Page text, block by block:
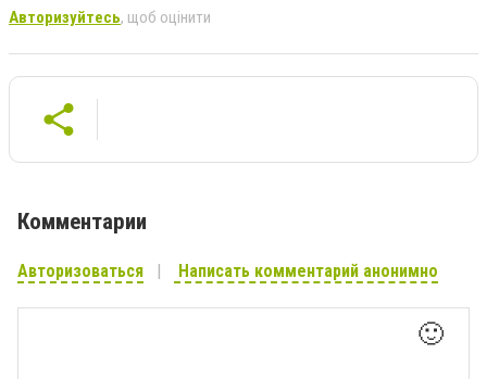
Авторизуйтесь, щоб оцінити
Комментарии
Авторизоваться Написать комментарий анонимно
🙂